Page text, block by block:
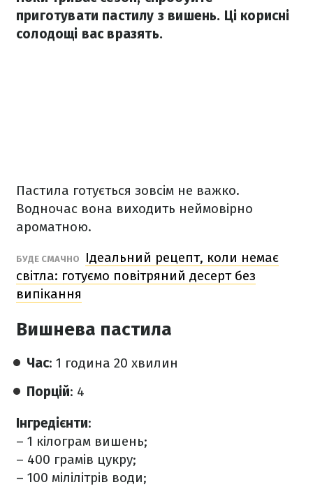
приготувати пастилу з вишень. Ці корисні
солодощі вас вразять.
Пастила готується зовсім не важко.
Водночас вона виходить неймовірно
ароматною.
БУДЕ СМАЧНО
Ідеальний рецепт, коли немає
світла: готуємо повітряний десерт без
випікання
Вишнева пастила
Час: 1 година 20 хвилин
Порцій: 4
Інгредієнти:
– 1 кілограм вишень;
– 400 грамів цукру;
– 100 мілілітрів води;